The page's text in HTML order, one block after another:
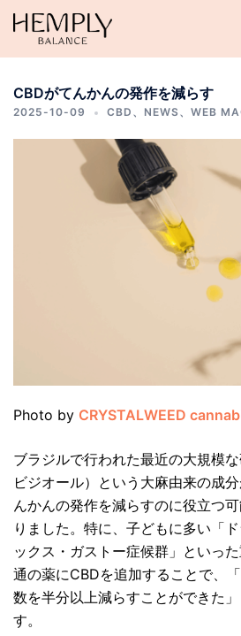
テ
CBDがてんかんの発作を減らす
2025-10-09 CBD 、 NEWS、 WEB
Photo by CRYSTALWEED
ブラジルで行われた最近の大規模
ビジオール）という大麻由来の成
んかんの発作を減らすのに役立つ
りました。特に、子どもに多い「
ックス・ガストー症候群」といっ
通の薬にCBDを追加することで、
数を半分以上減らすことができた
す。